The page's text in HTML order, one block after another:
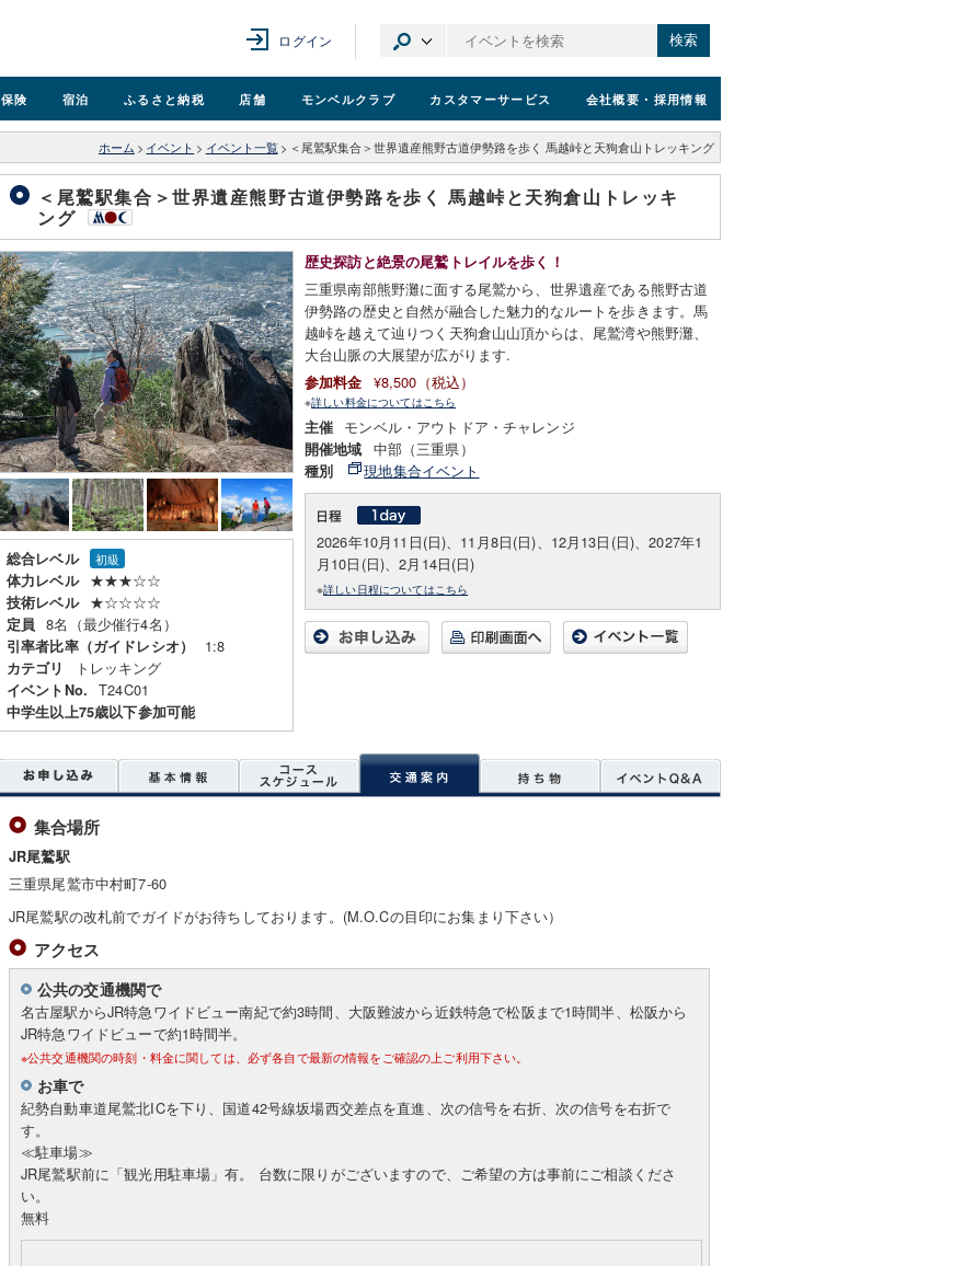
ログイン 検索
保険 宿泊 ふるさと納税 店舗 モンベルクラブ カスタマーサービス 会社概要 ・採用情報
ホーム > イベント > イベント一覧 > ＜尾鷲駅集合＞世界遺産熊野古道伊勢路を歩く 馬越峠と天狗倉山トレッキング
＜尾鷲駅集合＞世界遺産熊野古道伊勢路を歩く 馬越峠と天狗倉山トレッキ
ング
総合レベル 初級
体力レベル ★★★☆☆
技術レベル ★☆☆☆☆
定員 8名（最少催行4名）
引率者比率（ガイドレシオ） 1:8
カテゴリ トレッキング
イベントNo. T24C01
中学生以上75歳以下参加可能
歴史探訪と絶景の尾鷲トレイルを歩く！
三重県南部熊野灘に面する尾鷲から、世界遺産である熊野古道
伊勢路の歴史と自然が融合した魅力的なルートを歩きます。馬
越峠を越えて辿りつく天狗倉山山頂からは、尾鷲湾や熊野灘、
大台山脈の大展望が広がります.
参加料金 ¥8,500（税込）
※詳しい料金についてはこちら
主催 モンベル・アウトドア・チャレンジ
開催地域 中部（三重県）
種別 現地集合イベント
2026年10月11日(日)、11月8日(日)、12月13日(日)、2027年1
月10日(日)、2月14日(日)
※詳しい日程についてはこちら
集合場所
JR尾鷲駅
三重県尾鷲市中村町7-60
JR尾鷲駅の改札前でガイドがお待ちしております。(M.O.Cの目印にお集まり下さい）
アクセス
公共の交通機関で
名古屋駅からJR特急ワイドビュー南紀で約3時間、大阪難波から近鉄特急で松阪まで1時間半、松阪から
JR特急ワイドビューで約1時間半。
※公共交通機関の時刻・料金に関しては、必ず各自で最新の情報をご確認の上ご利用下さい。
お車で
紀勢自動車道尾鷲北ICを下り、国道42号線坂場西交差点を直進、次の信号を右折、次の信号を右折で
す。
≪駐車場≫
JR尾鷲駅前に「観光用駐車場」有。 台数に限りがございますので、ご希望の方は事前にご相談くださ
い。
無料